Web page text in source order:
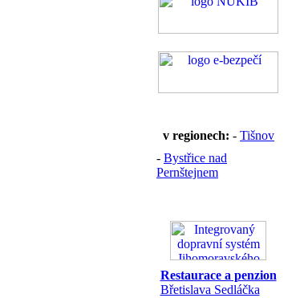
v regionech: - Tišnov
- Bystřice nad
Pernštejnem
Restaurace a penzion
Břetislava Sedláčka